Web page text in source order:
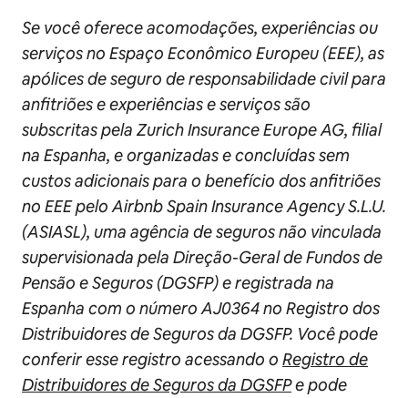
Se você oferece acomodações, experiências ou
serviços no Espaço Econômico Europeu (EEE), as
apólices de seguro de responsabilidade civil para
anfitriões e experiências e serviços são
subscritas pela Zurich Insurance Europe AG, filial
na Espanha, e organizadas e concluídas sem
custos adicionais para o benefício dos anfitriões
no EEE pelo Airbnb Spain Insurance Agency S.L.U.
(ASIASL), uma agência de seguros não vinculada
supervisionada pela Direção-Geral de Fundos de
Pensão e Seguros (DGSFP) e registrada na
Espanha com o número AJ0364 no Registro dos
Distribuidores de Seguros da DGSFP. Você pode
conferir esse registro acessando o Registro de
Distribuidores de Seguros da DGSFPe pode